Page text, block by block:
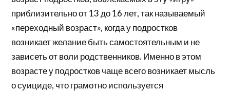
приблизительно от 13 до 16 лет, так называемый
«переходный возраст», когда у подростков
возникает желание быть самостоятельным и не
зависеть от воли родственников. Именно в этом
возрасте у подростков чаще всего возникает мысль
о суициде, что грамотно используется